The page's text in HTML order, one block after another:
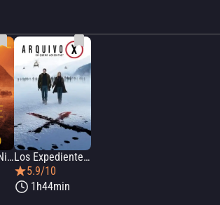
Muerte en el Nilo
Los Expedientes Secretos X: Quiero creer
5.9/10
1h44min